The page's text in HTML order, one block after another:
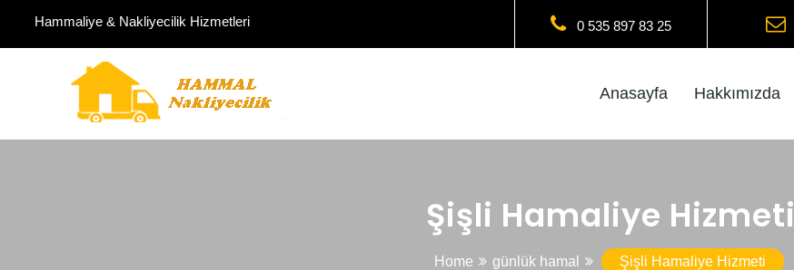
Hammaliye & Nakliyecilik Hizmetleri 0 535 897 83 25
Anasayfa Hakkımızda
Şişli Hamaliye Hizmeti
Home günlük hamal Şişli Hamaliye Hizmeti